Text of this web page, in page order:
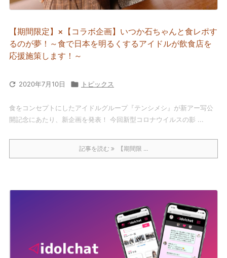
【期間限定】×【コラボ企画】いつか石ちゃんと食レポす
るのが夢！～食で日本を明るくするアイドルが飲食店を
応援施策します！～
 2020年7月10日  トピックス
食をコンセプトにしたアイドルグループ『テンシメシ』が新アー写公
開記念にあたり、新企画を発表！ 今回新型コロナウイルスの影 ...
記事を読む 【期間限 ...